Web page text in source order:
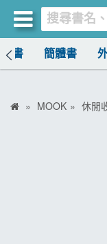
書 簡體書
MOOK 休閒
買書
首頁